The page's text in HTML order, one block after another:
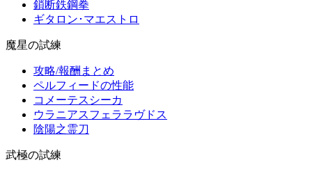
鎖断鉄鋼拳
ギタロン･マエストロ
魔星の試練
攻略/報酬まとめ
ペルフィードの性能
コメーテスシーカ
ウラニアスフェララヴドス
陰陽之霊刀
武極の試練